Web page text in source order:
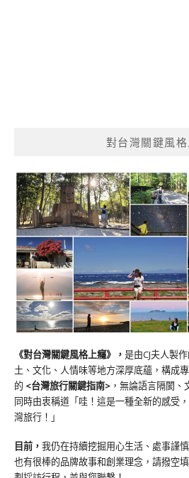
對台灣關鍵風
《對台灣關鍵風格上癮》 ， 是由CJ夫人製
土、文化、人情味等地方深厚底蘊，構成
的 <台灣旅行關鍵指南> ，無論語言隔閡、
同時由衷稱道「哇！這是一種全新的感受
灣旅行！」
目前， 我仍在持續挖掘用心生活、處事謹
也有很棒的品牌故事和創業理念，請撥空